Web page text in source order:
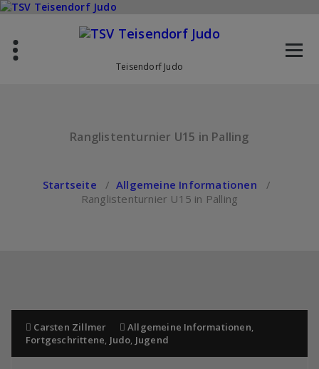
Zum
Teisendorf Judo
Ranglistenturnier U15 in Palling
Startseite /Allgemeine Informationen /
Ranglistenturnier U15 in Palling
Carsten Zillmer Allgemeine Informationen,
Fortgeschrittene, Judo, Jugend